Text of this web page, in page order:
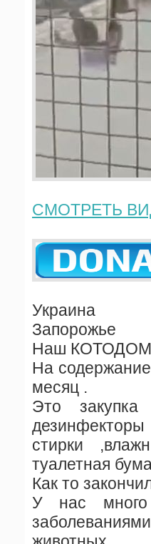
СМОТРЕТЬ
Украина
Запорожье
Наш
На
месяц .
Это
стирки
туалетная
Как то
У нас много